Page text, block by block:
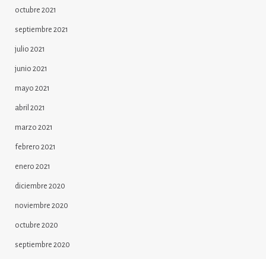
octubre 2021
septiembre 2021
julio 2021
junio 2021
mayo 2021
abril 2021
marzo 2021
febrero 2021
enero 2021
diciembre 2020
noviembre 2020
octubre 2020
septiembre 2020